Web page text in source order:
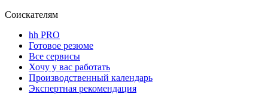
Соискателям
hh PRO
Готовое резюме
Все сервисы
Хочу у вас работать
Производственный календарь
Экспертная рекомендация